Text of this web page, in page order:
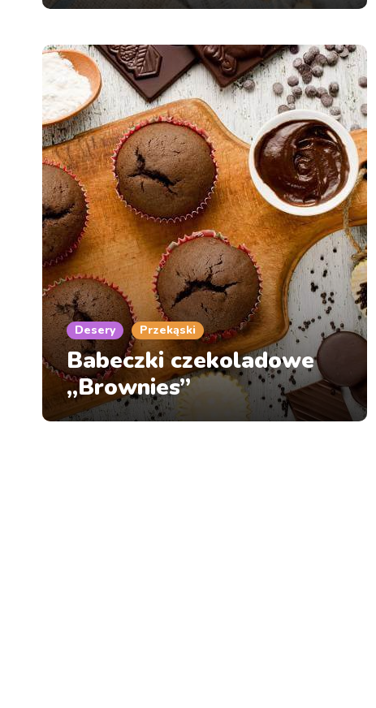
Desery Przekąski
Babeczki czekoladowe
„Brownies”